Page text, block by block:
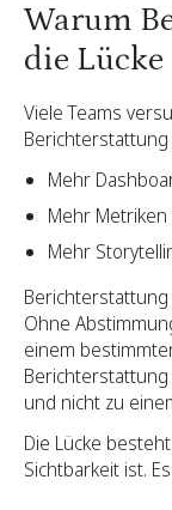
Warum
die
Viele Teams
Berichterstattung
Mehr
Mehr Metriken
Mehr
Ohne
einem
und nicht zu
Die Lücke
Sichtbarkeit ist.